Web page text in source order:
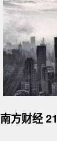
南方财经